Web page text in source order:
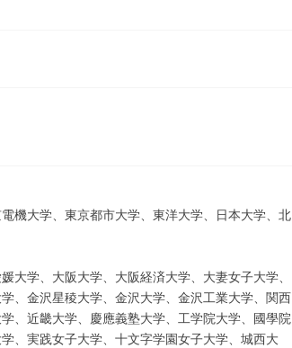
機大学、東京都市大学、東洋大学、日本大学、北
大学、大阪大学、大阪経済大学、大妻女子大学、
、金沢星稜大学、金沢大学、金沢工業大学、関西
、近畿大学、慶應義塾大学、工学院大学、國學院
、実践女子大学、十文字学園女子大学、城西大